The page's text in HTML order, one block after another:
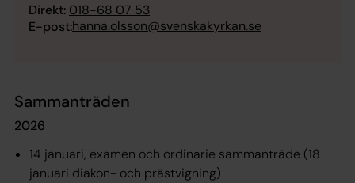
Direkt: 018-68 07 53
E-post:hanna.olsson@svenskakyrkan.se
Sammanträden
2026
14 januari, examen och ordinarie sammanträde (18
januari diakon- och prästvigning)